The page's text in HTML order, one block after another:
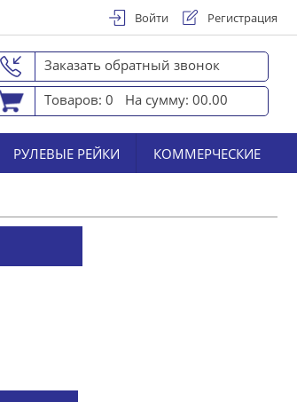
Войти Регистрация
Заказать обратный звонок
Товаров: 0
На сумму: 00.00
РУЛЕВЫЕ РЕЙКИ КОММЕРЧЕСКИЕ